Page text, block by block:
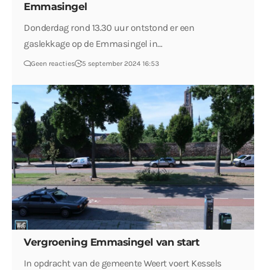
Emmasingel
Donderdag rond 13.30 uur ontstond er een
gaslekkage op de Emmasingel in…
Geen reacties 5 september 2024 16:53
Vergroening Emmasingel van start
In opdracht van de gemeente Weert voert Kessels